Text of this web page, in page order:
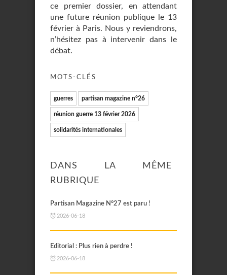
ce premier dossier, en attendant
une future réunion publique le 13
février à Paris. Nous y reviendrons,
n’hésitez pas à intervenir dans le
débat.
MOTS-CLÉS
guerres partisan magazine n°26
réunion guerre 13 février 2026
solidarités internationales
DANS LA MÊME
RUBRIQUE
Partisan Magazine N°27 est paru !
2026-06-18
Editorial : Plus rien à perdre !
2026-06-18